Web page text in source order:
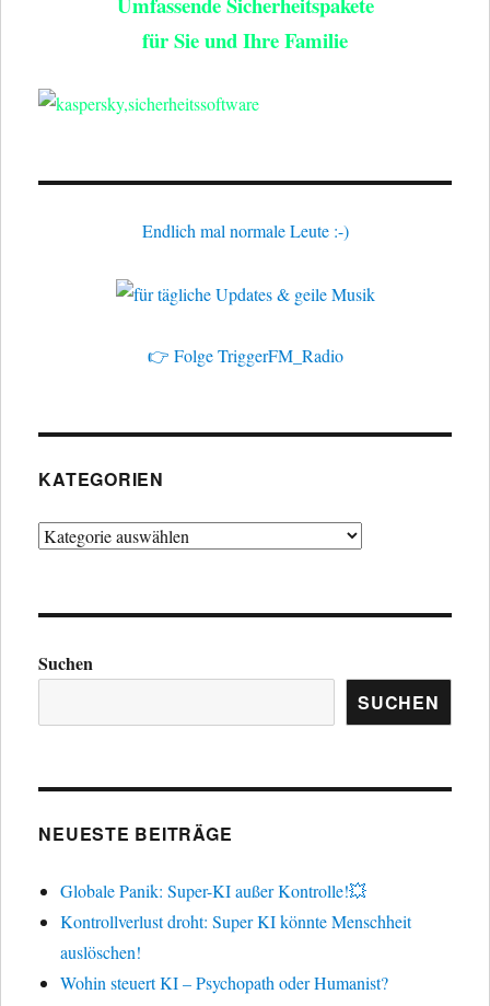
für Sie und Ihre Familie
Endlich mal normale Leute :-)
👉 Folge TriggerFM_Radio
KATEGORIEN
Kategorien
Suchen
SUCHEN
NEUESTE BEITRÄGE
Globale Panik: Super-KI außer Kontrolle!💥
Kontrollverlust droht: Super KI könnte Menschheit
auslöschen!
Wohin steuert KI – Psychopath oder Humanist?